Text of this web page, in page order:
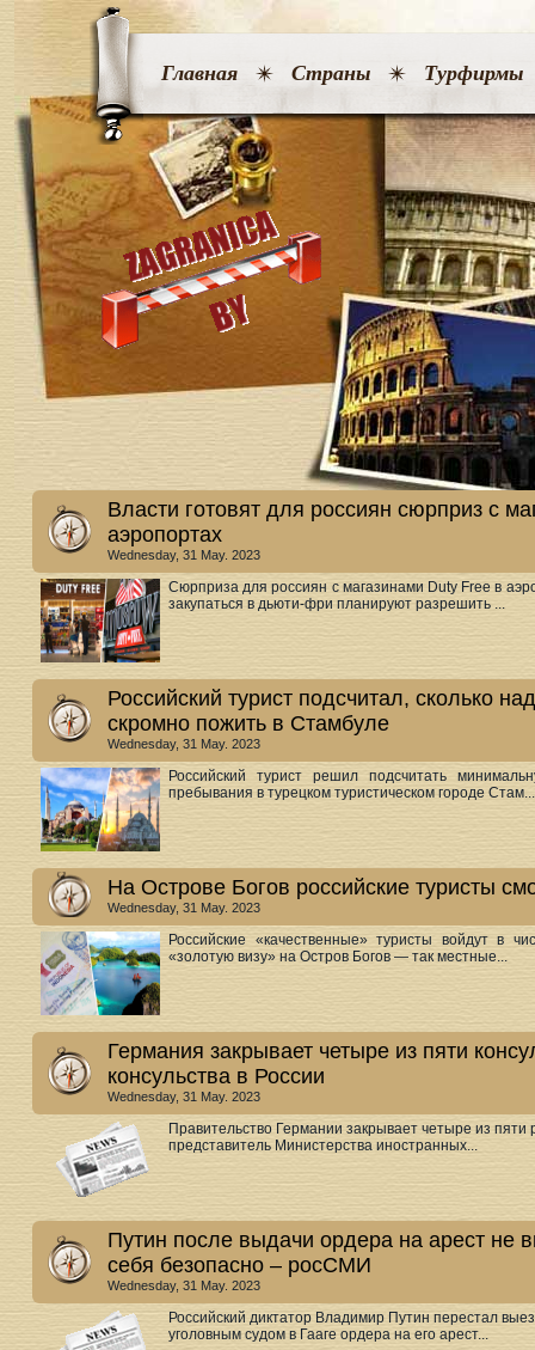
Главная Страны Турфирмы
Власти готовят для россиян сюрприз с
аэропортах
Wednesday, 31 May. 2023
Сюрприза для россиян с магазинами Duty Free в
закупаться в дьюти-фри планируют разрешить ...
Российский турист подсчитал, сколько
скромно пожить в Стамбуле
Wednesday, 31 May. 2023
Российский турист решил подсчитать
пребывания в турецком туристическом городе Стам...
На Острове Богов российские туристы
Wednesday, 31 May. 2023
Российские «качественные» туристы войдут в
«золотую визу» на Остров Богов — так местные...
Германия закрывает четыре из пяти
консульства в России
Wednesday, 31 May. 2023
Правительство Германии закрывает четыре из пяти
представитель Министерства иностранных...
Путин после выдачи ордера на арест не
себя безопасно – росСМИ
Wednesday, 31 May. 2023
Российский диктатор Владимир Путин перестал
уголовным судом в Гааге ордера на его арест...